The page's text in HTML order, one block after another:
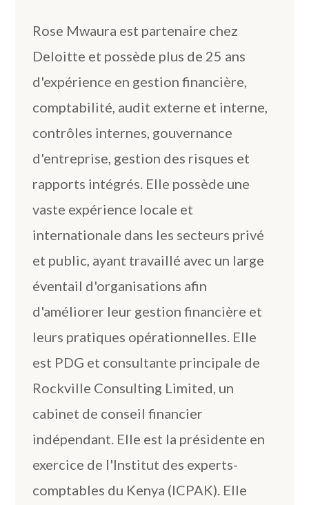
Rose Mwaura est partenaire chez
Deloitte et possède plus de 25 ans
d'expérience en gestion financière,
comptabilité, audit externe et interne,
contrôles internes, gouvernance
d'entreprise, gestion des risques et
rapports intégrés. Elle possède une
vaste expérience locale et
internationale dans les secteurs privé
et public, ayant travaillé avec un large
éventail d'organisations afin
d'améliorer leur gestion financière et
leurs pratiques opérationnelles. Elle
est PDG et consultante principale de
Rockville Consulting Limited, un
cabinet de conseil financier
indépendant. Elle est la présidente en
exercice de l'Institut des experts-
comptables du Kenya (ICPAK). Elle